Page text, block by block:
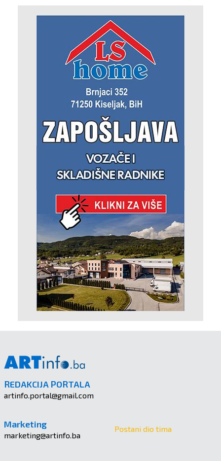
REDAKCIJA PORTALA
artinfo.portal@gmail.com
Marketing
marketing@artinfo.ba
Postani dio tima